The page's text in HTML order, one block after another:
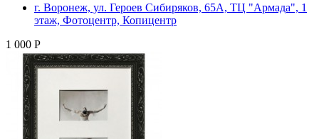
г. Воронеж, ул. Героев Сибиряков, 65А, ТЦ "Армада", 1
этаж, Фотоцентр, Копицентр
1 000 Р